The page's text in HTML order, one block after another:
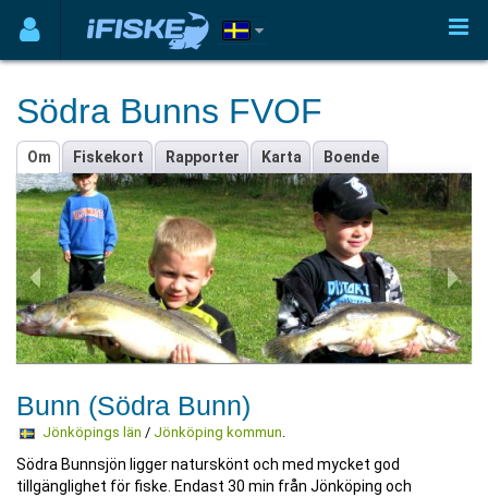
Södra Bunns FVOF
Om Fiskekort Rapporter Karta Boende
Bunn (Södra Bunn)
Jönköpings län / Jönköping kommun.
Södra Bunnsjön ligger naturskönt och med mycket god
tillgänglighet för fiske. Endast 30 min från Jönköping och